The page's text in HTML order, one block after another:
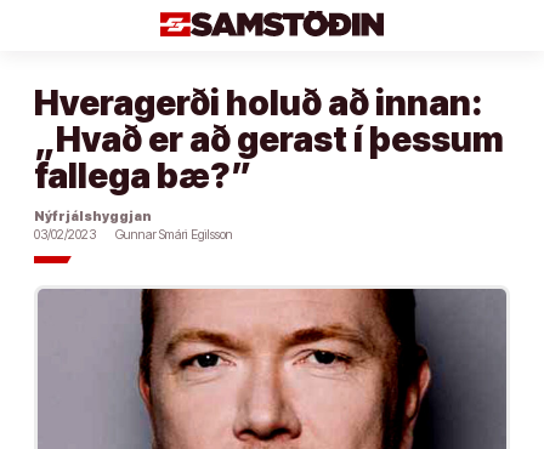
Hveragerði holuð að innan:
„Hvað er að gerast í þessum
fallega bæ?”
Nýfrjálshyggjan
03/02/2023
Gunnar Smári Egilsson